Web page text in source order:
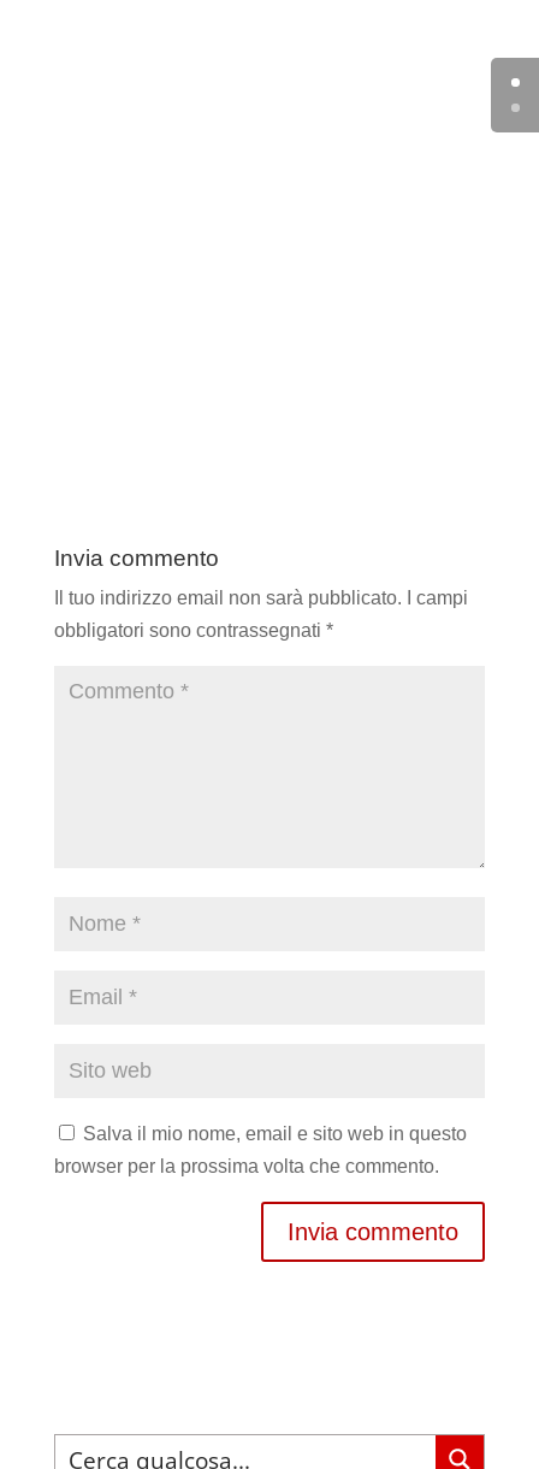
Invia commento
Il tuo indirizzo email non sarà pubblicato.
I campi
obbligatori sono contrassegnati *
Salva il mio nome, email e sito web in questo
browser per la prossima volta che commento.